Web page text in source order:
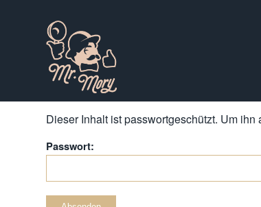
Dieser Inhalt ist passwortgeschützt. Um
Passwort: